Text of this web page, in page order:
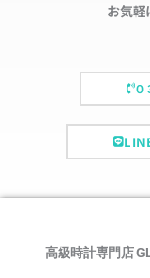
お気軽
０
高級時計専門店